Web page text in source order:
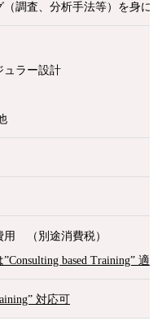
調査、分析手法等）を身に
ュラー設計
用 （別途消費税）
based Training” 適
対応可